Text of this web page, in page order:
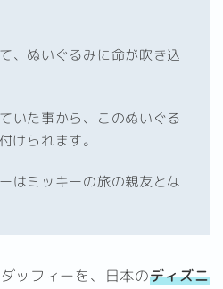
、ぬいぐるみに命が吹き込
いた事から、このぬいぐる
けられます。
はミッキーの旅の親友とな
ッフィーを、日本のディズニ